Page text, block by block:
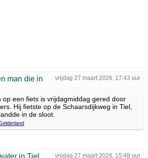
vrijdag 27 maart 2026, 17:43 uur
man die in
op een fiets is vrijdagmiddag gered door
Hij fietste op de Schaarsdijkweg in Tiel,
in de sloot.
vrijdag 27 maart 2026, 15:48 uur
in Tiel,